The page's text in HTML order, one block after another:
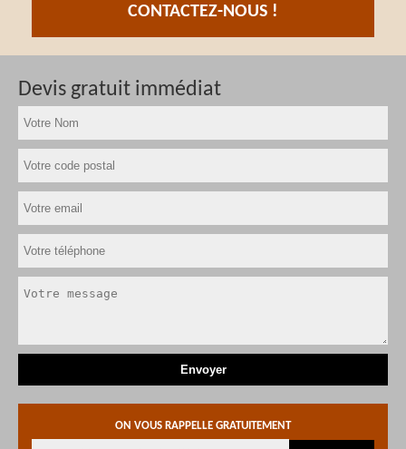
CONTACTEZ-NOUS !
Devis gratuit immédiat
ON VOUS RAPPELLE GRATUITEMENT